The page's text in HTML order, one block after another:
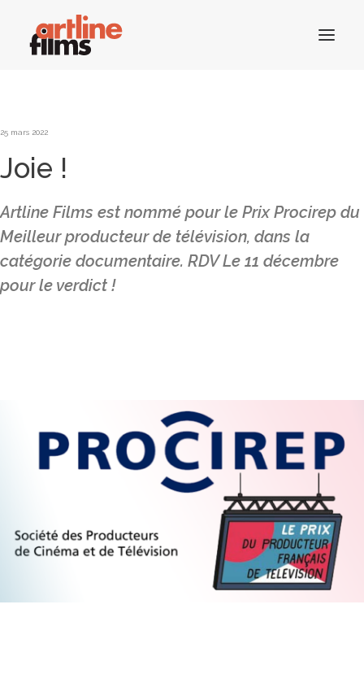
CONTACTS
25 mars 2022
Joie !
Artline Films est nommé pour le Prix Procirep du
Meilleur producteur de télévision, dans la
catégorie documentaire. RDV Le 11 décembre
pour le verdict !